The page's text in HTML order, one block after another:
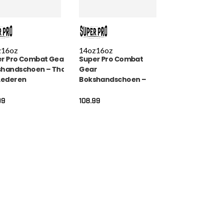
16oz
Pro Combat Gear
– Thai
14oz16oz
Super Pro Combat
Gear
Bokshandschoen –
Rood
108.99